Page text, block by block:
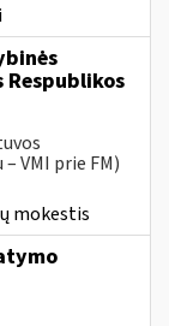
VMI prie FM)
mokestis